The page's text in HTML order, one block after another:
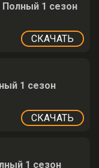
Полный 1 сезон
СКАЧАТЬ
1 сезон
СКАЧАТЬ
1 сезон